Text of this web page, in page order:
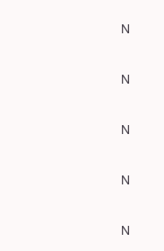
N
N
N
N
N